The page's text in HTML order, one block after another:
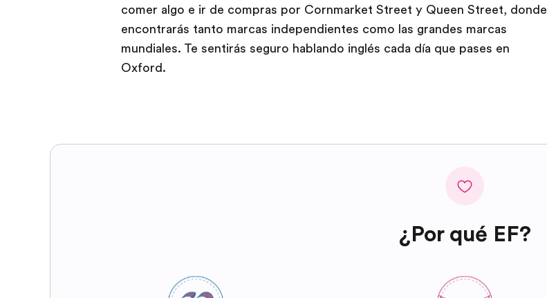
comer algo e ir de compras por Cornmarket Street y Queen Street, donde
encontrarás tanto marcas independientes como las grandes marcas
mundiales. Te sentirás seguro hablando inglés cada día que pases en
Oxford.
¿Por qué EF?